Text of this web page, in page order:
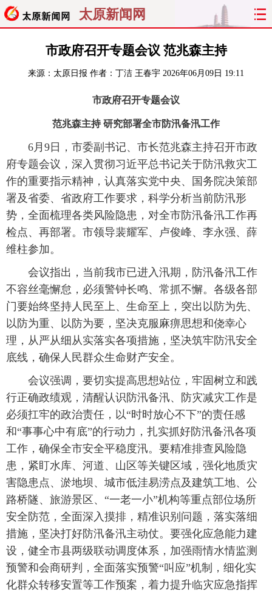
太原新闻网
聚焦 太原
经济 关注 文明 出行
曝光 综合
看天下 晋月读 最太原 网罗民生
太原日报 太原晚报 热评 社区
市政府召开专题会议 范兆森主持
来源： 太原日报 作者：丁洁 王春宇 2026年06月09日 19:11
市政府召开专题会议
范兆森主持 研究部署全市防汛备汛工作
6月9日，市委副书记、市长范兆森主持召开市政
府专题会议，深入贯彻习近平总书记关于防汛救灾工
作的重要指示精神，认真落实党中央、国务院决策部
署及省委、省政府工作要求，科学分析当前防汛形
势，全面梳理各类风险隐患，对全市防汛备汛工作再
检点、再部署。市领导裴耀军、卢俊峰、李永强、薛
维柱参加。
会议指出，当前我市已进入汛期，防汛备汛工作
不容丝毫懈怠，必须警钟长鸣、常抓不懈。各级各部
门要始终坚持人民至上、生命至上，突出以防为先、
以防为重、以防为要，坚决克服麻痹思想和侥幸心
理，从严从细从实落实各项措施，坚决筑牢防汛安全
底线，确保人民群众生命财产安全。
会议强调，要切实提高思想站位，牢固树立和践
行正确政绩观，清醒认识防汛备汛、防灾减灾工作是
必须扛牢的政治责任，以“时时放心不下”的责任感
和“事事心中有底”的行动力，扎实抓好防汛备汛各项
工作，确保全市安全平稳度汛。要精准排查风险隐
患，紧盯水库、河道、山区等关键区域，强化地质灾
害隐患点、淤地坝、城市低洼易涝点及建筑工地、公
路桥隧、旅游景区、“一老一小”机构等重点部位场所
安全防范，全面深入摸排，精准识别问题，落实落细
措施，坚决打好防汛备汛主动仗。要强化应急能力建
设，健全市县两级联动调度体系，加强雨情水情监测
预警和会商研判，全面落实预警“叫应”机制，细化实
化群众转移安置等工作预案，着力提升临灾应急指挥